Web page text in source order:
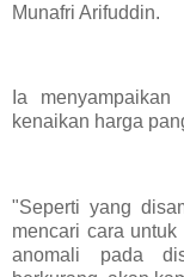
Munafri Arifuddin.
Ia
kenaikan harga
"Seperti yang
mencari cara
anomali pada